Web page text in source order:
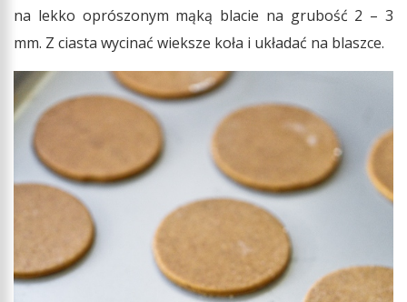
na lekko oprószonym mąką blacie na grubość 2 – 3
mm. Z ciasta wycinać wieksze koła i układać na blaszce.